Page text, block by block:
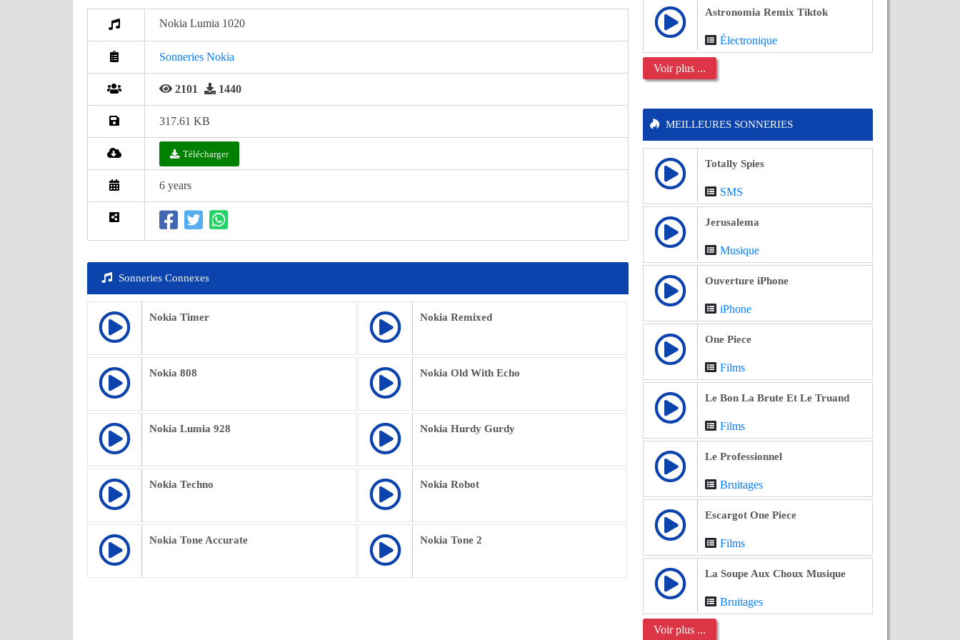
Nokia Lumia 1020
Sonneries Nokia
2101 1440
317.61 KB
Télécharger
6 years
Sonneries Connexes
Nokia Timer Nokia Remixed
Nokia 808 Nokia Old With Echo
Nokia Lumia 928 Nokia Hurdy Gurdy
Nokia Techno Nokia Robot
Nokia Tone Accurate Nokia Tone 2
Astronomia Remix Tiktok
Électronique
Voir plus ...
MEILLEURES SONNERIES
Totally Spies
SMS
Jerusalema
Musique
Ouverture iPhone
iPhone
One Piece
Films
Le Bon La Brute Et Le Truand
Films
Le Professionnel
Bruitages
Escargot One Piece
Films
La Soupe Aux Choux Musique
Bruitages
Voir plus ...